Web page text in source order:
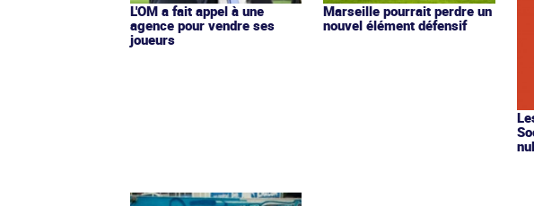
L'OM a fait appel à une
agence pour vendre ses
joueurs
Marseille pourrait perdre un
nouvel élément défensif